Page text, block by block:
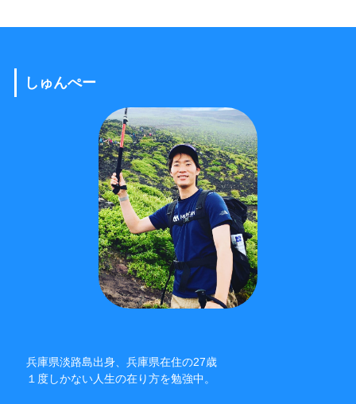
しゅんぺー
兵庫県淡路島出身、兵庫県在住の27歳
１度しかない人生の在り方を勉強中。